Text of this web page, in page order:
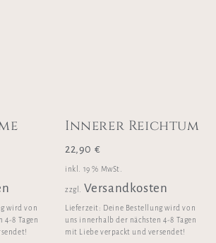
wird von
4-8 Tagen
Innerer Reichtum
22,90 €
inkl. 19 % MwSt.
zzgl. Versandkosten
Lieferzeit: Deine Bestellung wird von
uns innerhalb der nächsten 4-8 Tagen
mit Liebe verpackt und versendet!